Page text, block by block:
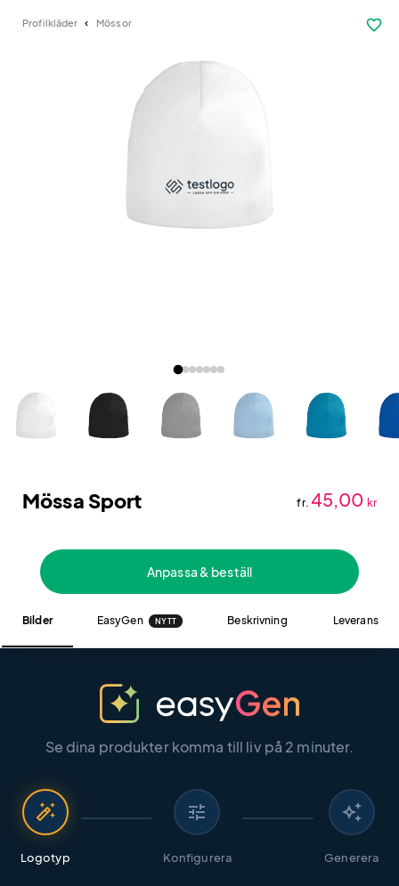
Profilkläder Mössor favorite_border
Mössa Sport fr. 45,00 kr
Anpassa & beställ
Bilder EasyGen NYTT Beskrivning Leverans
Se dina produkter komma till liv på 2 minuter.
auto_fix_high
Logotyp
tune
Konfigurera
auto_awesome
Generera